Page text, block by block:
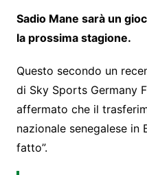
Sadio Mane sarà un
la prossima stagione.
Questo secondo un
di Sky Sports Germany
affermato che il
nazionale senegalese in
fatto”.